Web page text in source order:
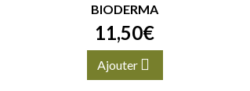
BIODERMA
11,50€
Ajouter